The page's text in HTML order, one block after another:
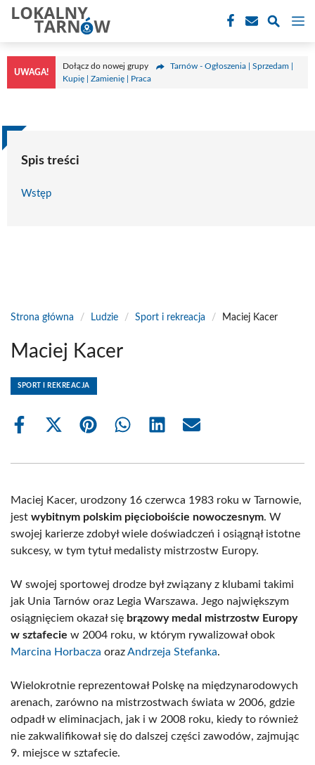
Przejdź
treści
UWAGA!
Dołącz do nowej grupy
Tarnów - Ogłoszenia | Sprzedam |
Kupię | Zamienię | Praca
Spis treści
Wstęp
Strona główna / Ludzie / Sport i rekreacja / Maciej Kacer
Maciej Kacer
SPORT I REKREACJA
Share
Share
(Twitter)
Share Share Share Share
Maciej Kacer, urodzony 16 czerwca 1983 roku w Tarnowie,
jest wybitnym polskim pięcioboiście nowoczesnym. W
swojej karierze zdobył wiele doświadczeń i osiągnął istotne
sukcesy, w tym tytuł medalisty mistrzostw Europy.
W swojej sportowej drodze był związany z klubami takimi
jak Unia Tarnów oraz Legia Warszawa. Jego największym
osiągnięciem okazał się brązowy medal mistrzostw Europy
w sztafecie w 2004 roku, w którym rywalizował obok
Marcina Horbacza orazAndrzeja Stefanka.
Wielokrotnie reprezentował Polskę na międzynarodowych
arenach, zarówno na mistrzostwach świata w 2006, gdzie
odpadł w eliminacjach, jak i w 2008 roku, kiedy to również
nie zakwalifikował się do dalszej części zawodów, zajmując
9. miejsce w sztafecie.